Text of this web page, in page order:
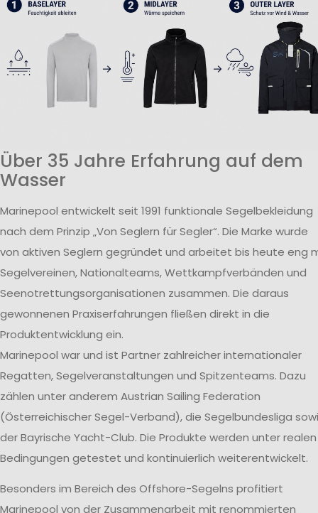
Über 35 Jahre Erfahrung auf dem
Wasser
Marinepool entwickelt seit 1991 funktionale Segelbekleidung
nach dem Prinzip „Von Seglern für Segler“. Die Marke wurde
von aktiven Seglern gegründet und arbeitet bis heute eng
Segelvereinen, Nationalteams, Wettkampfverbänden und
Seenotrettungsorganisationen zusammen. Die daraus
gewonnenen Praxiserfahrungen fließen direkt in die
Produktentwicklung ein.
Marinepool war und ist Partner zahlreicher internationaler
Regatten, Segelveranstaltungen und Spitzenteams. Dazu
zählen unter anderem Austrian Sailing Federation
(Österreichischer Segel-Verband), die Segelbundesliga
der Bayrische Yacht-Club. Die Produkte werden unter realen
Bedingungen getestet und kontinuierlich weiterentwickelt.
Besonders im Bereich des Offshore-Segelns profitiert
Marinepool von der Zusammenarbeit mit renommierten